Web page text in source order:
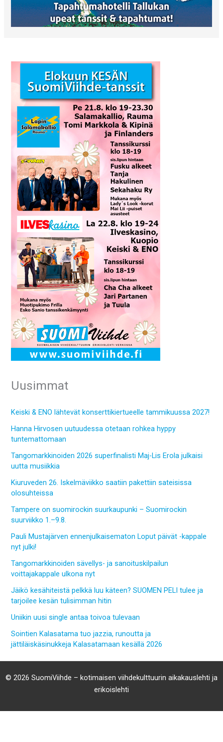
Uusimmat
Keiski & ENO lähtevät konserttikiertueelle tammikuussa 2027!
Hanna Hirvosen uutuudessa otetaan rohkea hyppy
tuntemattomaan
Tangomarkkinoiden 2026 superfinalisti Maj-Lis Erola julkaisi
uutta musiikkia
Kiuruveden 26. Iskelmäviikko saatiin pakettiin sateisissa
olosuhteissa
Tampere on suomirockin suurkaupunki – Suomirockin
suurviikko 1.–9.8.
Pauli Mustajärven ennenjulkaisematon Loput päivät -kappale
nyt julki!
Tangomarkkinoiden sävellys- ja sanoituskilpailun
voittajakappale ulkona nyt
Jäikö kesähiteistä pelkkä luu käteen? SUOMEN PELI tulee ja
tarjoilee kesän tulisimman hitin
Uniikin uusi single antaa toivoa tulevaan
Sointien Kalasatama tuo jazzia, runoutta ja
jättiläiskäsinukkeja Kalasatamaan kesällä 2026
© 2026 SuomiViihde – kotimaisen viihdekulttuurin aikakauslehti ja
erikoislehti